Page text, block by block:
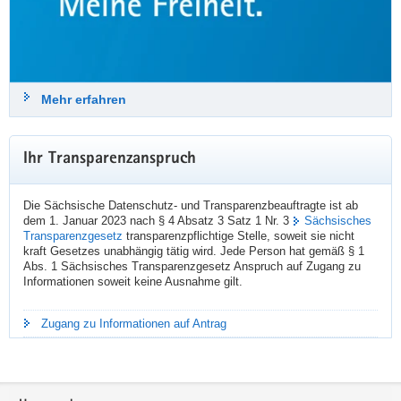
StuttgarterImpulse
sdtb
@sdtb
👉️️️
datenschutz.sachsen.de/downloa
Themen sind u. a.:
➡️ FAQ zum Datenschutz beim Einsatz von Künstlicher Intelligenz
➡️ Vorschläge der Landesdatenschutzbeauftragten zur Modernisierung
des Datenschutzes
➡️ Roadshow zur Cybersicherheit
Mehr erfahren
Ihr Transparenzanspruch
Die Sächsische Datenschutz- und Transparenzbeauftragte ist ab
dem 1. Januar 2023 nach § 4 Absatz 3 Satz 1 Nr. 3
Sächsisches
Transparenzgesetz transparenzpflichtige Stelle, soweit sie nicht
kraft Gesetzes unabhängig tätig wird. Jede Person hat gemäß § 1
Abs. 1 Sächsisches Transparenzgesetz Anspruch auf Zugang zu
Informationen soweit keine Ausnahme gilt.
Zugang zu Informationen auf Antrag
Footer-